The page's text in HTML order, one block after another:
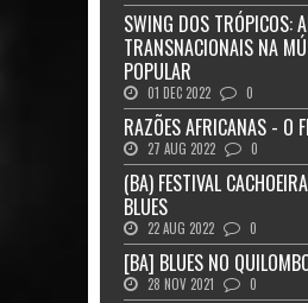
SWING DOS TRÓPICOS:
TRANSNACIONAIS NA
POPULAR
01 DEC 2022 0
RAZÕES AFRICANAS - O
27 AUG 2022 0
(BA) FESTIVAL
BLUES
22 AUG 2022 0
[BA] BLUES NO
28 NOV 2021 0